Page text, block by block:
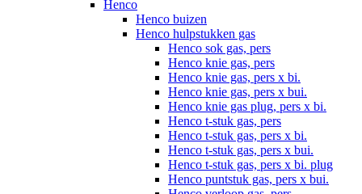
Henco
Henco buizen
Henco hulpstukken gas
Henco sok gas, pers
Henco knie gas, pers
Henco knie gas, pers x bi.
Henco knie gas, pers x bui.
Henco knie gas plug, pers x bi.
Henco t-stuk gas, pers
Henco t-stuk gas, pers x bi.
Henco t-stuk gas, pers x bui.
Henco t-stuk gas, pers x bi. plug
Henco puntstuk gas, pers x bui.